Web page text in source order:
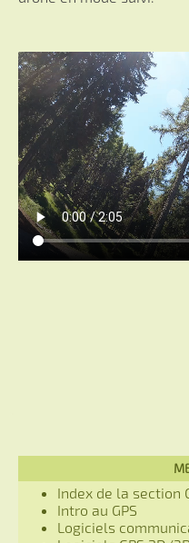
Index de la section
Intro au GPS
Logiciels